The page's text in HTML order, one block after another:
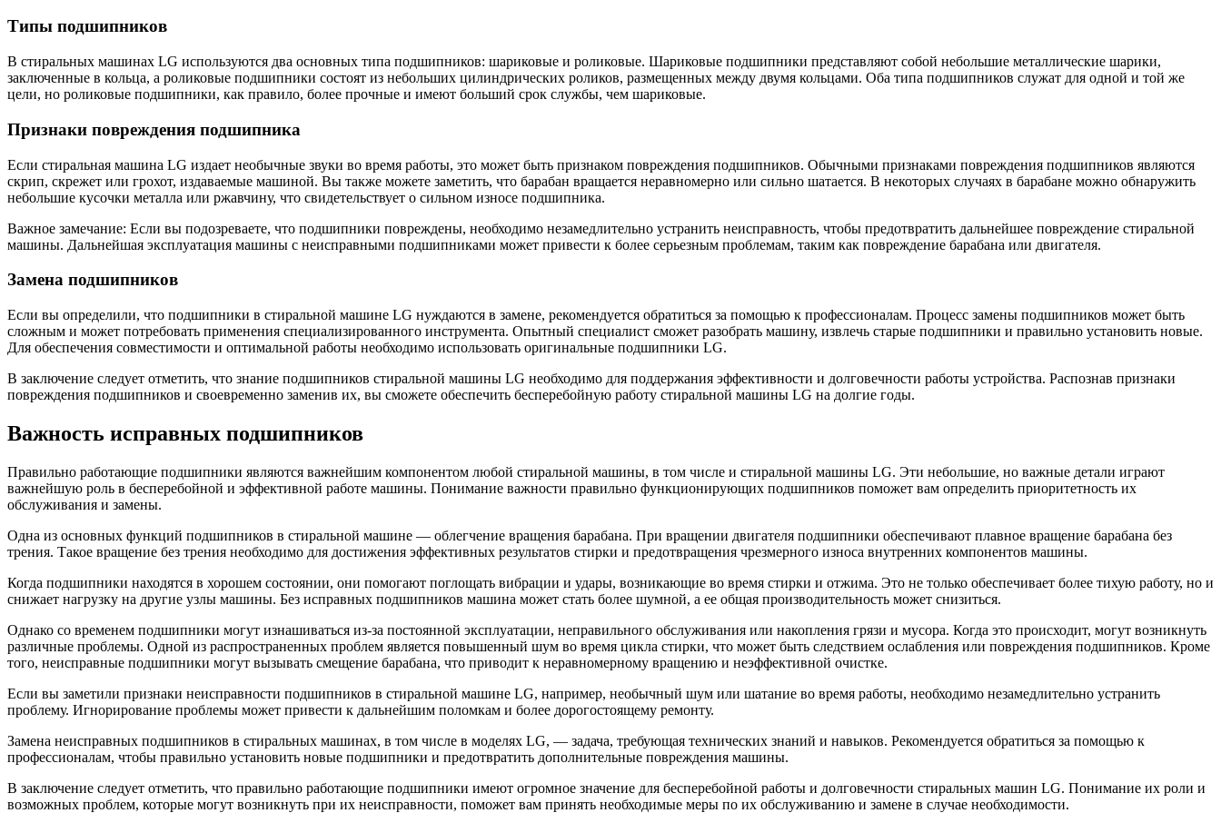
Типы подшипников
В стиральных машинах LG используются два основных типа подшипников: шариковые и роликовые. Шариковые подшипники представляют собой небольшие металлические шарики,
заключенные в кольца, а роликовые подшипники состоят из небольших цилиндрических роликов, размещенных между двумя кольцами. Оба типа подшипников служат для одной и той же
цели, но роликовые подшипники, как правило, более прочные и имеют больший срок службы, чем шариковые.
Признаки повреждения подшипника
Если стиральная машина LG издает необычные звуки во время работы, это может быть признаком повреждения подшипников. Обычными признаками повреждения подшипников являются
скрип, скрежет или грохот, издаваемые машиной. Вы также можете заметить, что барабан вращается неравномерно или сильно шатается. В некоторых случаях в барабане можно обнаружить
небольшие кусочки металла или ржавчину, что свидетельствует о сильном износе подшипника.
Важное замечание: Если вы подозреваете, что подшипники повреждены, необходимо незамедлительно устранить неисправность, чтобы предотвратить дальнейшее повреждение стиральной
машины. Дальнейшая эксплуатация машины с неисправными подшипниками может привести к более серьезным проблемам, таким как повреждение барабана или двигателя.
Замена подшипников
Если вы определили, что подшипники в стиральной машине LG нуждаются в замене, рекомендуется обратиться за помощью к профессионалам. Процесс замены подшипников может быть
сложным и может потребовать применения специализированного инструмента. Опытный специалист сможет разобрать машину, извлечь старые подшипники и правильно установить новые.
Для обеспечения совместимости и оптимальной работы необходимо использовать оригинальные подшипники LG.
В заключение следует отметить, что знание подшипников стиральной машины LG необходимо для поддержания эффективности и долговечности работы устройства. Распознав признаки
повреждения подшипников и своевременно заменив их, вы сможете обеспечить бесперебойную работу стиральной машины LG на долгие годы.
Важность исправных подшипников
Правильно работающие подшипники являются важнейшим компонентом любой стиральной машины, в том числе и стиральной машины LG. Эти небольшие, но важные детали играют
важнейшую роль в бесперебойной и эффективной работе машины. Понимание важности правильно функционирующих подшипников поможет вам определить приоритетность их
обслуживания и замены.
Одна из основных функций подшипников в стиральной машине — облегчение вращения барабана. При вращении двигателя подшипники обеспечивают плавное вращение барабана без
трения. Такое вращение без трения необходимо для достижения эффективных результатов стирки и предотвращения чрезмерного износа внутренних компонентов машины.
Когда подшипники находятся в хорошем состоянии, они помогают поглощать вибрации и удары, возникающие во время стирки и отжима. Это не только обеспечивает более тихую работу, но и
снижает нагрузку на другие узлы машины. Без исправных подшипников машина может стать более шумной, а ее общая производительность может снизиться.
Однако со временем подшипники могут изнашиваться из-за постоянной эксплуатации, неправильного обслуживания или накопления грязи и мусора. Когда это происходит, могут возникнуть
различные проблемы. Одной из распространенных проблем является повышенный шум во время цикла стирки, что может быть следствием ослабления или повреждения подшипников. Кроме
того, неисправные подшипники могут вызывать смещение барабана, что приводит к неравномерному вращению и неэффективной очистке.
Если вы заметили признаки неисправности подшипников в стиральной машине LG, например, необычный шум или шатание во время работы, необходимо незамедлительно устранить
проблему. Игнорирование проблемы может привести к дальнейшим поломкам и более дорогостоящему ремонту.
Замена неисправных подшипников в стиральных машинах, в том числе в моделях LG, — задача, требующая технических знаний и навыков. Рекомендуется обратиться за помощью к
профессионалам, чтобы правильно установить новые подшипники и предотвратить дополнительные повреждения машины.
В заключение следует отметить, что правильно работающие подшипники имеют огромное значение для бесперебойной работы и долговечности стиральных машин LG. Понимание их роли и
возможных проблем, которые могут возникнуть при их неисправности, поможет вам принять необходимые меры по их обслуживанию и замене в случае необходимости.